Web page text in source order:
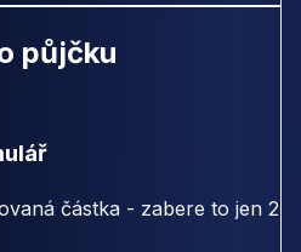
půjčku
částka - zabere to jen 2